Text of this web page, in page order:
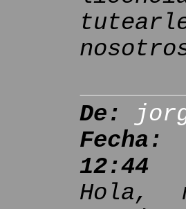
De:
12:44
Hola,